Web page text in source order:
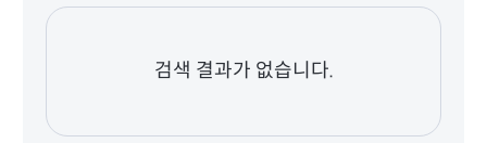
검색 결과가 없습니다.